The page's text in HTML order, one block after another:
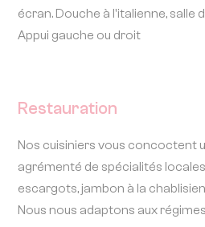
écran. Douche à l'italienne, salle
Appui gauche ou droit
Restauration
Nos cuisiniers vous concoctent
agrémenté de spécialités
escargots, jambon à la
Nous nous adaptons aux